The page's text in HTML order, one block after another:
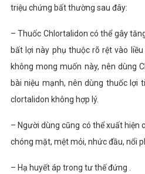
triệu chứng bất thường sau đây:
– Thuốc Chlortalidon có thể gây
bất lợi này phụ thuộc rõ rệt vào
không mong muốn này, nên dùng
bài niệu mạnh, nên dùng thuốc lợi
clortalidon không hợp lý.
– Người dùng cũng có thể xuất
chóng mặt, mệt mỏi, nhức đầu, nổi
– Hạ huyết áp trong tư thế đứng .